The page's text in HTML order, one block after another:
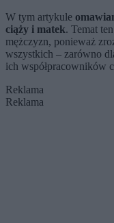
W tym artykule
ciąży i matek. Temat
mężczyzn, ponieważ
wszystkich – zarówno
ich współpracowników
Reklama
Reklama